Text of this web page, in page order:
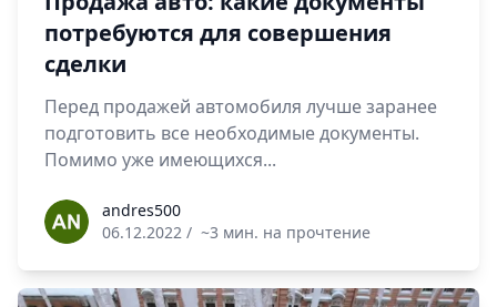
потребуются для совершения
сделки
Перед продажей автомобиля лучше заранее
подготовить все необходимые документы.
Помимо уже имеющихся...
andres500andres500
06.12.2022 / ~3 мин. на прочтение